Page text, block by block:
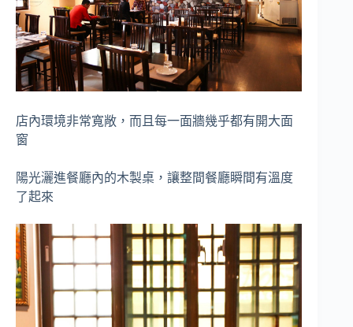
店內環境非常寬敞，而且每一面牆幾乎都有開大面
窗
陽光灑進餐廳內的木製桌，讓整間餐廳瞬間有溫度
了起來